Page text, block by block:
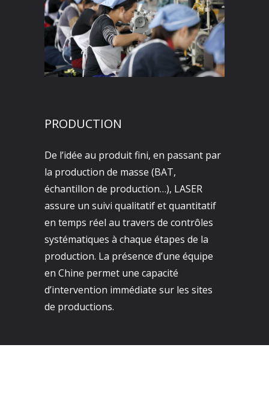
PRODUCTION
De l’idée au produit fini, en passant par
la production de masse (BAT,
échantillon de production…), LASER
assure un suivi qualitatif et quantitatif
en temps réel au travers de contrôles
systématiques à chaque étapes de la
production. La présence d’une équipe
en Chine permet une capacité
d’intervention immédiate sur les sites
de productions.